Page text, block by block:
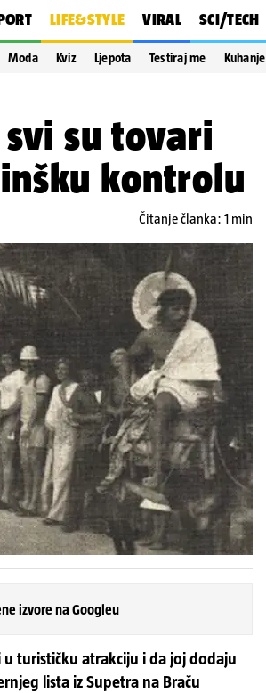
LIFE&STYLE VIRAL SCI/TECH
Moda Kviz Ljepota Testiraj me Kuhanje
su tovari
kontrolu
Čitanje članka: 1 min
izvore na Googleu
turističku atrakciju i da joj dodaju
lista iz Supetra na Braču